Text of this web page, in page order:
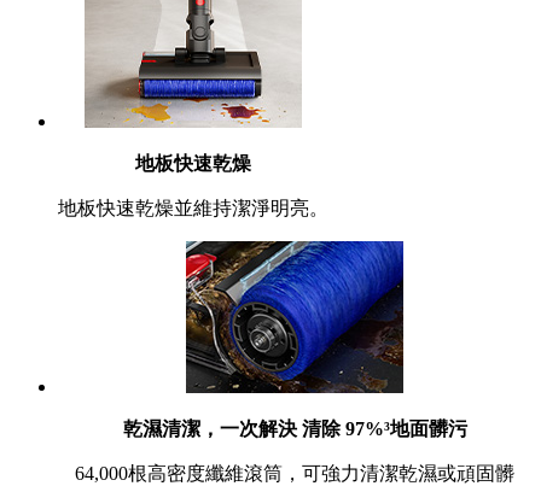
地板快速乾燥
地板快速乾燥並維持潔淨明亮。
乾濕清潔，一次解決 清除 97%³地面髒污
64,000根高密度纖維滾筒，可強力清潔乾濕或頑固髒